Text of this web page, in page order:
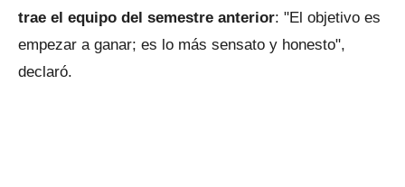
trae el equipo del semestre anterior: "El objetivo es
empezar a ganar; es lo más sensato y honesto",
declaró.